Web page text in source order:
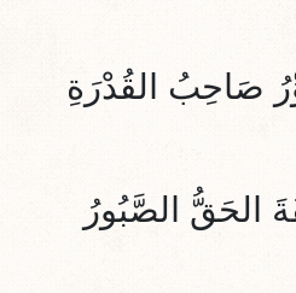
صَاحِبُ القُدْرَة
الحَقُّ الصَّبُورُ